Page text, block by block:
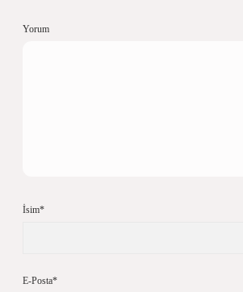
Yorum
İsim*
E-Posta*